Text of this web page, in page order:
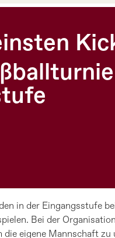
in der Eingangsstufe
Bei der
die eigene Mannschaft